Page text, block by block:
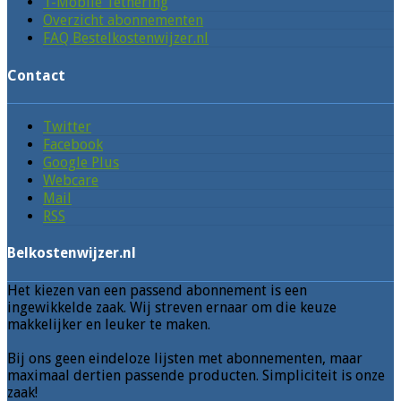
Overzicht abonnementen
FAQ Bestelkostenwijzer.nl
Contact
Twitter
Facebook
Google Plus
Webcare
Mail
RSS
Belkostenwijzer.nl
Het kiezen van een passend abonnement is een
ingewikkelde zaak. Wij streven ernaar om die keuze
makkelijker en leuker te maken.
Bij ons geen eindeloze lijsten met abonnementen, maar
maximaal dertien passende producten. Simpliciteit is onze
zaak!